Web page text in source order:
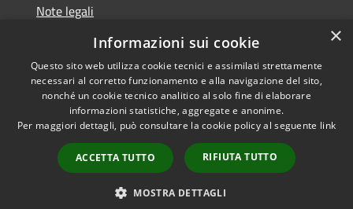
Note legali
Dichiarazione di accessibilità
Accessibilità
Copyright © 2026 • Comune di
Magliano Sabina • Powered by
Municipium•
Accesso
redazione
×
Informazioni sui cookie
Questo sito web utilizza cookie tecnici e assimilati strettamente
necessari al corretto funzionamento e alla navigazione del sito,
nonché un cookie tecnico analitico al solo fine di elaborare
informazioni statistiche, aggregate e anonime.
Per maggiori dettagli, può consultare la cookie policy al seguente link
ACCETTA TUTTO RIFIUTA TUTTO
MOSTRA DETTAGLI